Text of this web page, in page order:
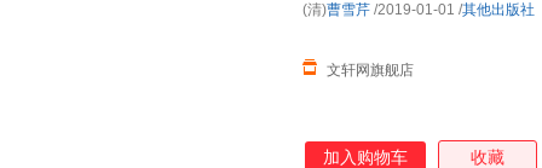
文轩网旗舰店
(清)曹雪芹 /2019-01-01 /其他出版社
加入购物车 收藏